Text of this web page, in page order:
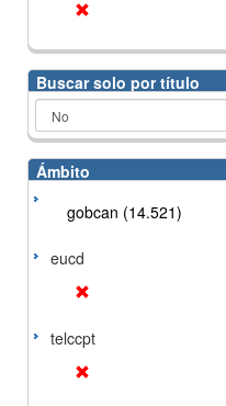
Buscar solo por título
Ámbito
gobcan (14.521)
eucd
telccpt